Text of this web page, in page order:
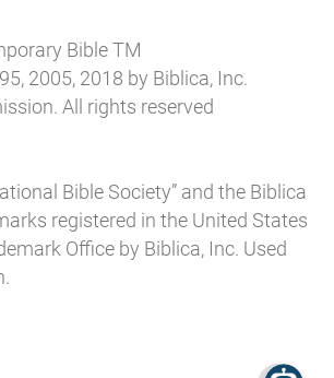
Bible TM
2005, 2018 by Biblica, Inc.
All rights reserved
Bible Society” and the Biblica
registered in the United States
Office by Biblica, Inc. Used